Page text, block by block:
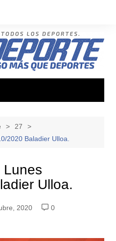
27
2020 Baladier Ulloa.
Lunes
Ulloa.
2020
0